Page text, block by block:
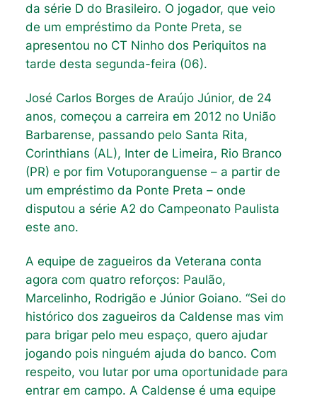
da série D do Brasileiro. O jogador, que veio
de um empréstimo da Ponte Preta, se
apresentou no CT Ninho dos Periquitos na
tarde desta segunda-feira (06).
José Carlos Borges de Araújo Júnior, de 24
anos, começou a carreira em 2012 no União
Barbarense, passando pelo Santa Rita,
Corinthians (AL), Inter de Limeira, Rio Branco
(PR) e por fim Votuporanguense – a partir de
um empréstimo da Ponte Preta – onde
disputou a série A2 do Campeonato Paulista
este ano.
A equipe de zagueiros da Veterana conta
agora com quatro reforços: Paulão,
Marcelinho, Rodrigão e Júnior Goiano. “Sei do
histórico dos zagueiros da Caldense mas vim
para brigar pelo meu espaço, quero ajudar
jogando pois ninguém ajuda do banco. Com
respeito, vou lutar por uma oportunidade para
entrar em campo. A Caldense é uma equipe